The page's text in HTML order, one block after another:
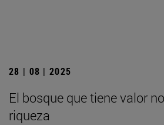
28 | 08 | 2025
El bosque que tiene valor
riqueza